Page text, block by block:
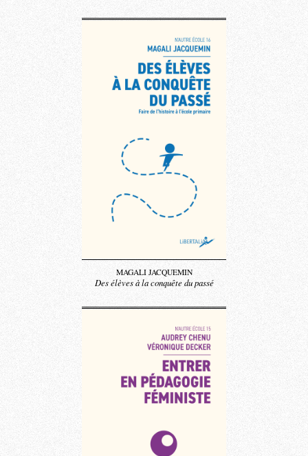
MAGALI JACQUEMIN
Des élèves à la conquête du passé